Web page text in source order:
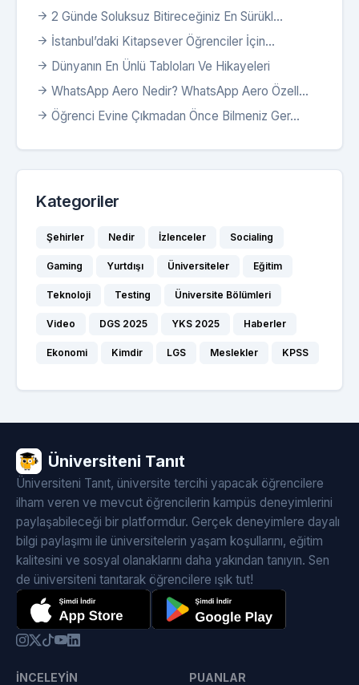
2 Günde Soluksuz Bitireceğiniz En Sürükl...
İstanbul’daki Kitapsever Öğrenciler İçin...
Dünyanın En Ünlü Tabloları Ve Hikayeleri
WhatsApp Aero Nedir? WhatsApp Aero Özell...
Öğrenci Evine Çıkmadan Önce Bilmeniz Ger...
Kategoriler
Şehirler Nedir İzlenceler Socialing
Gaming Yurtdışı Üniversiteler Eğitim
Teknoloji Testing Üniversite Bölümleri
Video DGS 2025 YKS 2025 Haberler
Ekonomi Kimdir LGS Meslekler KPSS
Üniversiteni Tanıt
Üniversiteni Tanıt, üniversite tercihi yapacak öğrencilere
ilham veren ve mevcut öğrencilerin kampüs deneyimlerini
paylaşabileceği bir platformdur. Gerçek deneyimlere dayalı
bilgi paylaşımı ile üniversitelerin yaşam koşullarını, eğitim
kalitesini ve sosyal olanaklarını daha yakından tanıyın. Sen
de üniversiteni tanıtarak öğrencilere ışık tut!
İNCELEYIN PUANLAR